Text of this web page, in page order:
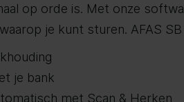
op orde is. Met onze
je kunt sturen. AFAS
je bank
met Scan & Herken